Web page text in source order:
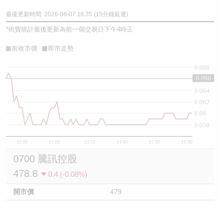
最後更新時間: 2026-08-07 16:35 (15分鐘延遲)
*街貨統計最後更新為前一個交易日下午4時正
前收市價 即市走勢
10:00 11:00 12/13 14:00 15:00 16:00
0.058
0.06
0.062
0.064
0.066
0.068
0.066
0700 騰訊控股
478.8
0.4 (-0.08%)
開市價 479